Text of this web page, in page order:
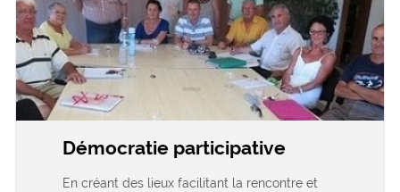
Démocratie participative
En créant des lieux facilitant la rencontre et